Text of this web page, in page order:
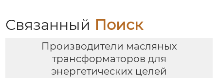
Связанный Поиск
Производители масляных
трансформаторов для
энергетических целей